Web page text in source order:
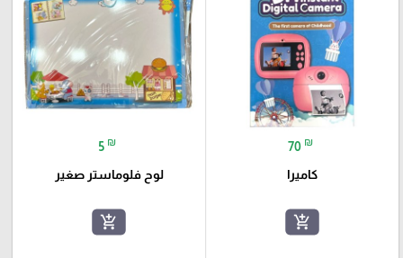
70 ₪
كاميرا
add_shopping_cart
5 ₪
لوح فلوماستر صغير
add_shopping_cart